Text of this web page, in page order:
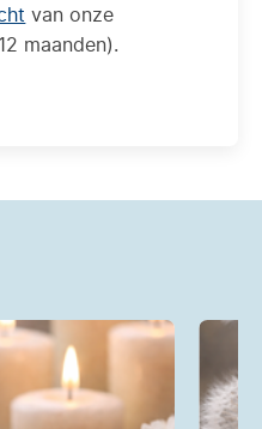
van onze
maanden).